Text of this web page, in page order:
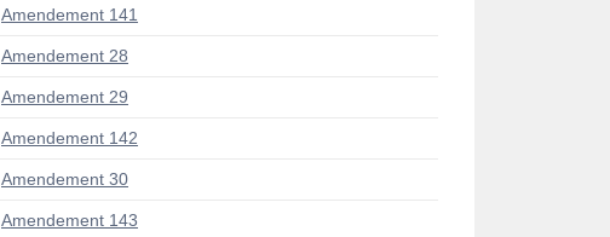
Amendement 141
Amendement 28
Amendement 29
Amendement 142
Amendement 30
Amendement 143